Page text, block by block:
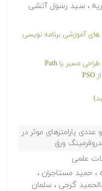
، سید رسول آتشی
آموزشی برنامه نویسی
فیلم آموزشی طراحی مسیر یا Path
پارامترهای موثر در
ورق
علمی
حمید مستاجران ،
گرجی ، سلمان